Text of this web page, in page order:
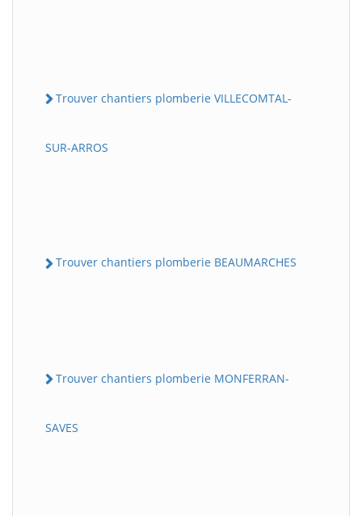
Trouver chantiers plomberie VILLECOMTAL-
SUR-ARROS
Trouver chantiers plomberie BEAUMARCHES
Trouver chantiers plomberie MONFERRAN-
SAVES